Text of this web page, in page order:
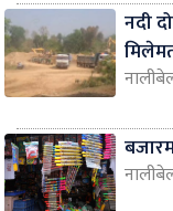
नदी